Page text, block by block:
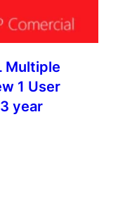
Multiple
1 User
year